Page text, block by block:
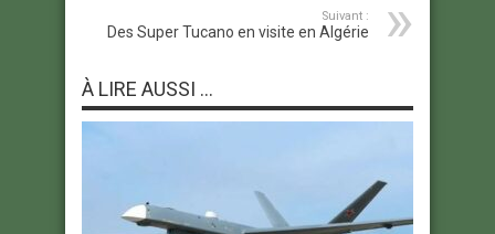
Suivant :
Des Super Tucano en visite en Algérie
À LIRE AUSSI ...